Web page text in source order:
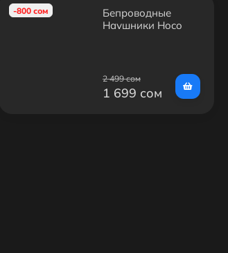
-800 сом
Бепроводные
Наушники Hoco
2 499 сом
1 699 сом